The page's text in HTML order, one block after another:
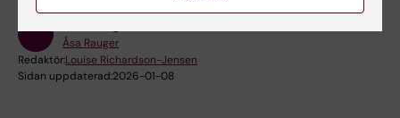
Åsa Rauger
Redaktör:Louise Richardson-Jensen
Sidan uppdaterad:2026-01-08